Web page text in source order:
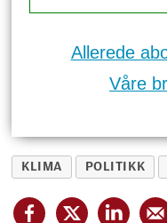
Allerede
Våre
KLIMA POLITIKK